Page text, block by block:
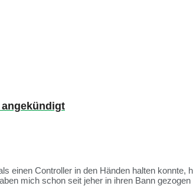
angekündigt
einen Controller in den Händen halten
mich schon seit jeher in ihren Bann